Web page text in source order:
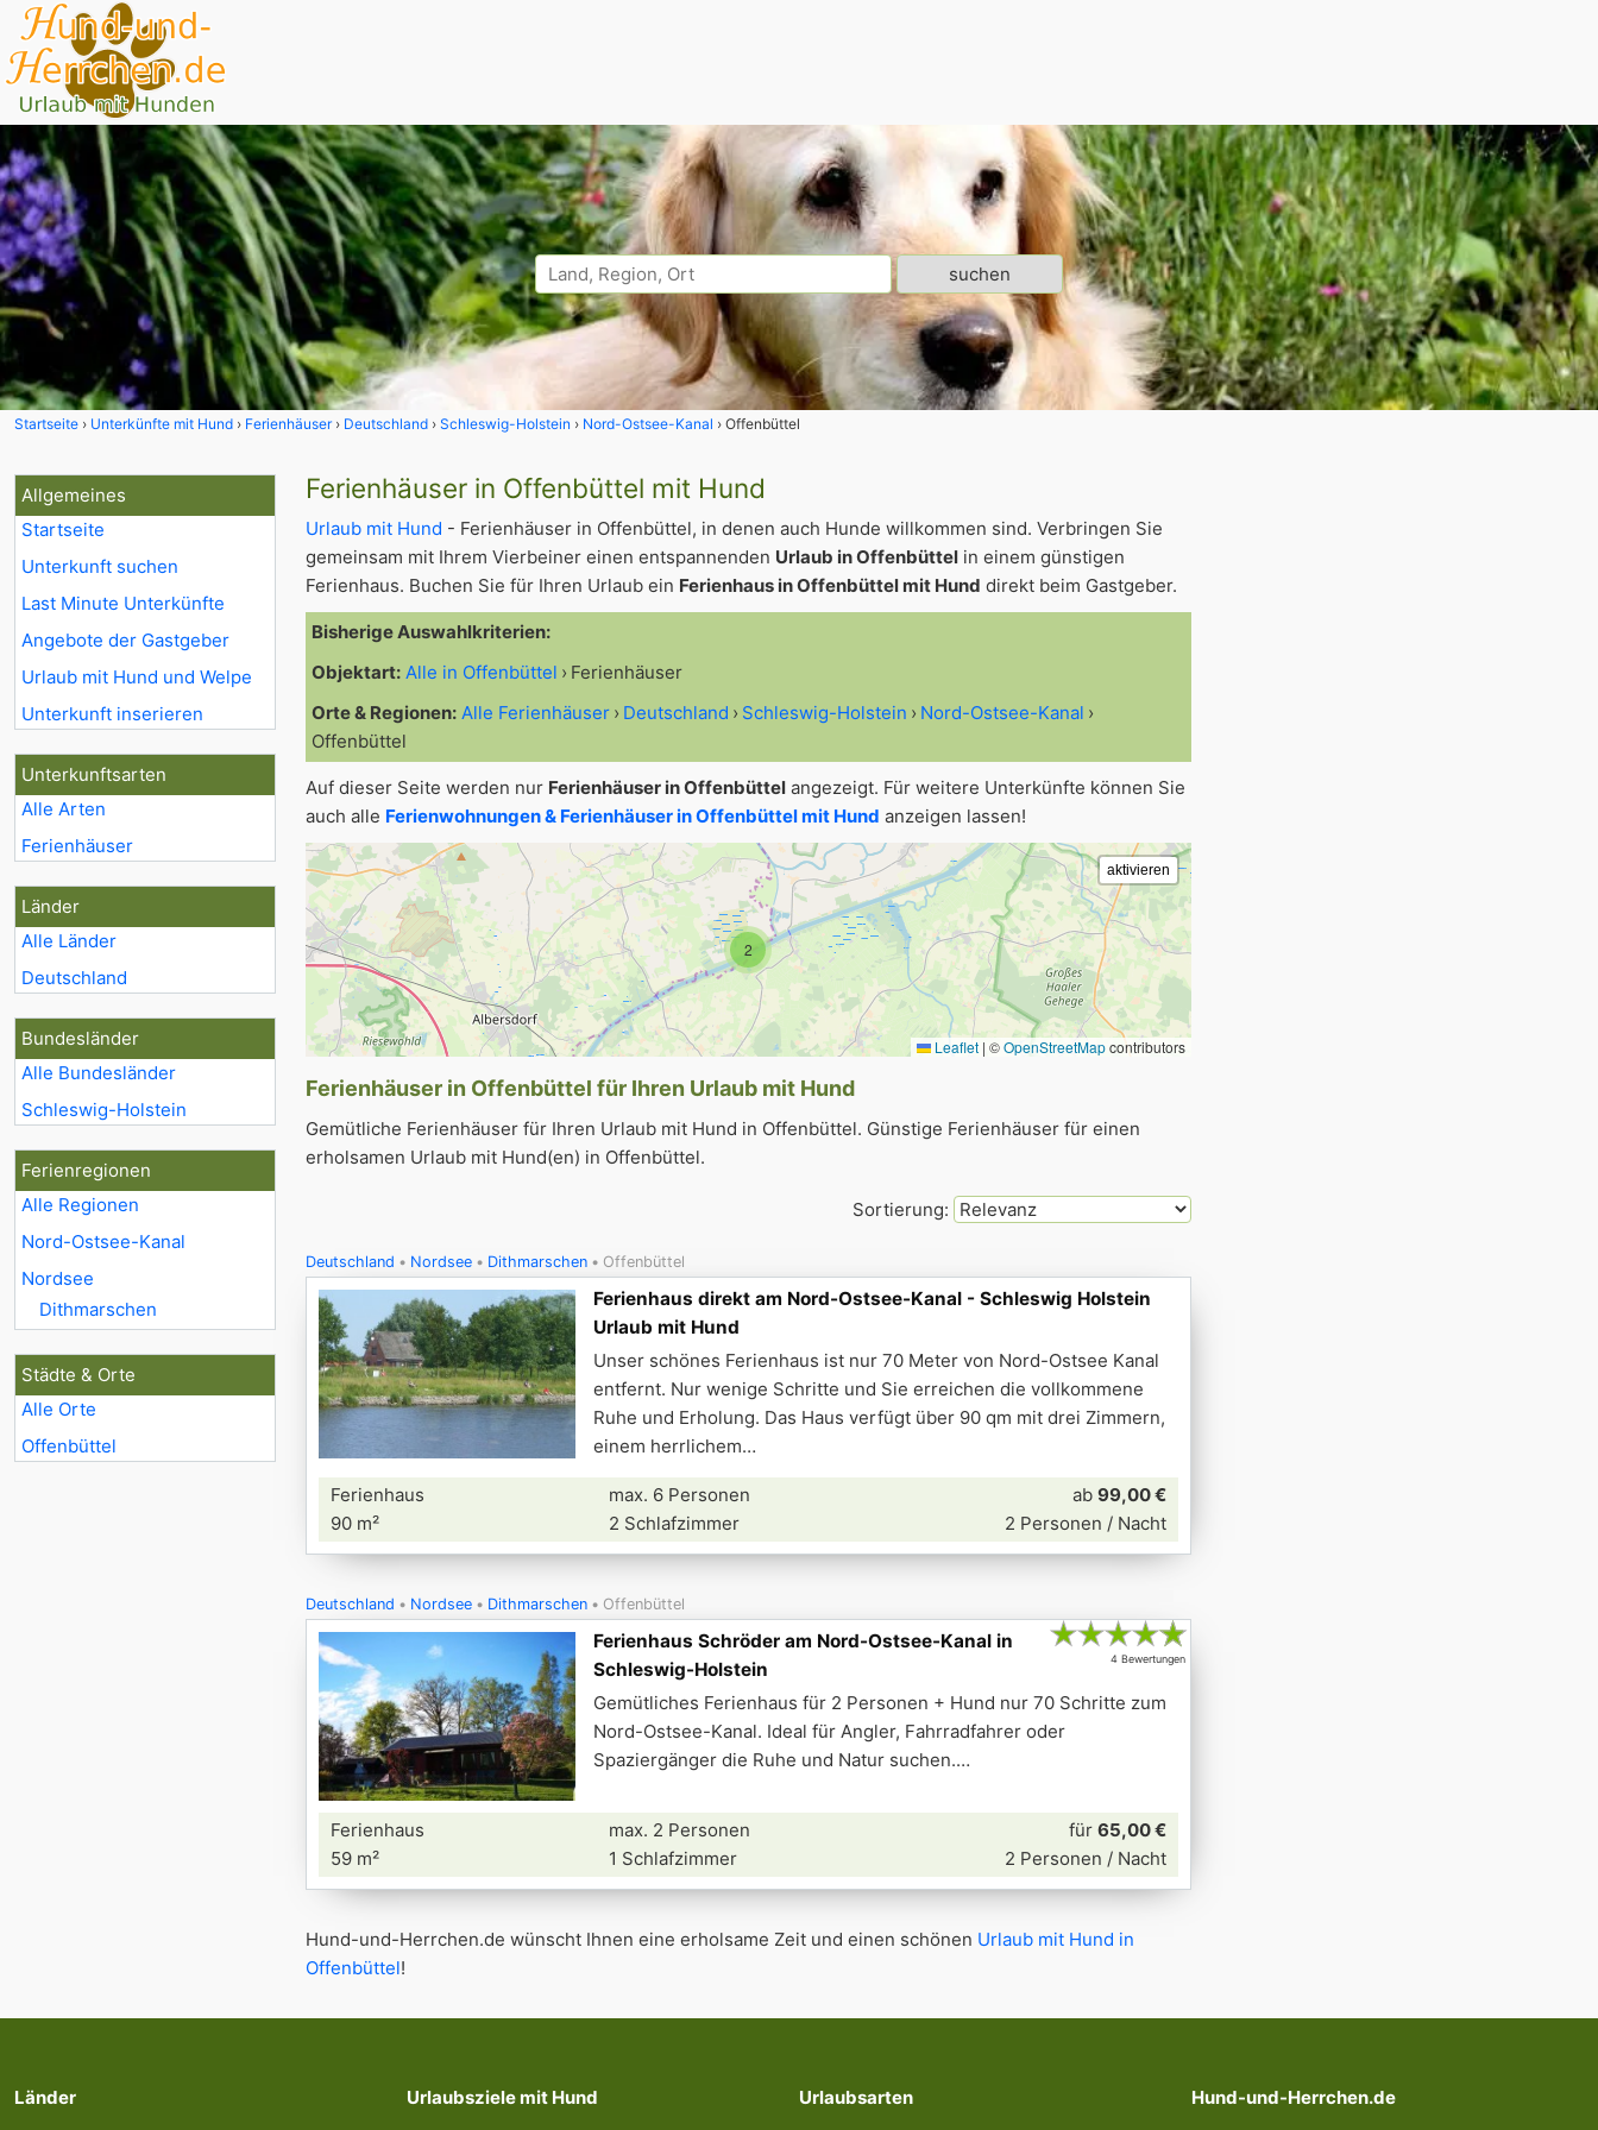
Startseite Unterkünfte mit Hund Ferienhäuser Deutschland Schleswig-Holstein Nord-Ostsee-Kanal Offenbüttel
Allgemeines
Startseite
Unterkunft suchen
Last Minute Unterkünfte
Angebote der Gastgeber
Urlaub mit Hund und Welpe
Unterkunft inserieren
Unterkunftsarten
Alle Arten
Ferienhäuser
Länder
Alle Länder
Deutschland
Bundesländer
Alle Bundesländer
Schleswig-Holstein
Ferienregionen
Alle Regionen
Nord-Ostsee-Kanal
Nordsee
Dithmarschen
Städte & Orte
Alle Orte
Offenbüttel
Ferienhäuser in Offenbüttel mit Hund
Urlaub mit Hund - Ferienhäuser in Offenbüttel, in denen auch Hunde willkommen sind. Verbringen Sie
gemeinsam mit Ihrem Vierbeiner einen entspannenden Urlaub in Offenbüttel in einem günstigen
Ferienhaus. Buchen Sie für Ihren Urlaub ein Ferienhaus in Offenbüttel mit Hund direkt beim Gastgeber.
Bisherige Auswahlkriterien:
Objektart: Alle in Offenbüttel
Ferienhäuser
Orte & Regionen: Alle Ferienhäuser Deutschland Schleswig-Holstein
Nord-Ostsee-Kanal
Offenbüttel
Auf dieser Seite werden nur Ferienhäuser in Offenbüttel angezeigt. Für weitere Unterkünfte können Sie
auch alle Ferienwohnungen & Ferienhäuser in Offenbüttel mit Hund anzeigen lassen!
2
Leaflet | ©OpenStreetMapcontributors
Ferienhäuser in Offenbüttel für Ihren Urlaub mit Hund
Gemütliche Ferienhäuser für Ihren Urlaub mit Hund in Offenbüttel. Günstige Ferienhäuser für einen
erholsamen Urlaub mit Hund(en) in Offenbüttel.
Sortierung:
Deutschland Nordsee Dithmarschen Offenbüttel
Ferienhaus direkt am Nord-Ostsee-Kanal - Schleswig Holstein
Urlaub mit Hund
Unser schönes Ferienhaus ist nur 70 Meter von Nord-Ostsee Kanal
entfernt. Nur wenige Schritte und Sie erreichen die vollkommene
Ruhe und Erholung. Das Haus verfügt über 90 qm mit drei Zimmern,
einem herrlichem
Ferienhaus
90 m²
max. 6 Personen
2 Schlafzimmer
ab 99,00 €
2 Personen / Nacht
Deutschland Nordsee Dithmarschen Offenbüttel
★★★★★
4 Bewertungen
Ferienhaus Schröder am Nord-Ostsee-Kanal in
Schleswig-Holstein
Gemütliches Ferienhaus für 2 Personen + Hund nur 70 Schritte zum
Nord-Ostsee-Kanal. Ideal für Angler, Fahrradfahrer oder
Spaziergänger die Ruhe und Natur suchen.
Ferienhaus
59 m²
max. 2 Personen
1 Schlafzimmer
für 65,00 €
2 Personen / Nacht
Hund-und-Herrchen.de wünscht Ihnen eine erholsame Zeit und einen schönen Urlaub mit Hund in
Offenbüttel!
Länder Urlaubsziele mit Hund Urlaubsarten Hund-und-Herrchen.de